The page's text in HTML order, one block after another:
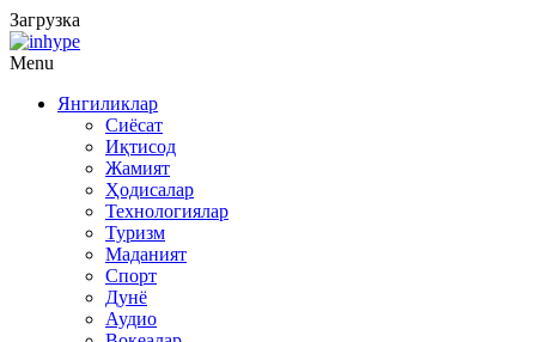
Загрузка
Menu
Янгиликлар
Сиёсат
Иқтисод
Жамият
Ҳодисалар
Технологиялар
Туризм
Маданият
Спорт
Дунё
Аудио